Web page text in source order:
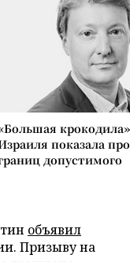
показала
допустимого
объявил
Призыву на